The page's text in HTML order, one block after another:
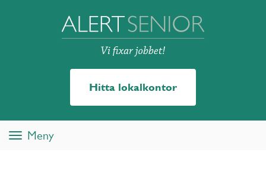
Hitta lokalkontor
ToggleMeny